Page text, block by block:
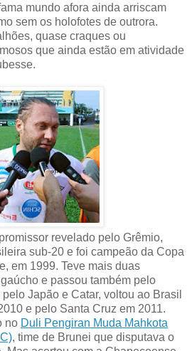
mundo afora ainda arriscam
sem os holofotes de outrora.
quase craques ou
que ainda estão em atividade
revelado pelo Grêmio,
sub-20 e foi campeão da Copa
em 1999. Teve mais duas
e passou também pelo
Japão e Catar, voltou ao Brasil
e pelo Santa Cruz em 2011.
no Duli Pengiran Muda Mahkota
, time de Brunei que disputava o